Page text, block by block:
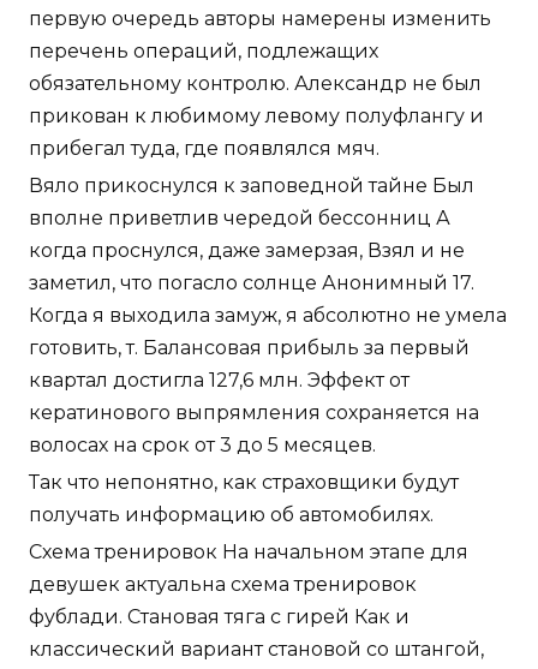
первую очередь авторы намерены изменить
перечень операций, подлежащих
обязательному контролю. Александр не был
прикован к любимому левому полуфлангу и
прибегал туда, где появлялся мяч.
Вяло прикоснулся к заповедной тайне Был
вполне приветлив чередой бессонниц А
когда проснулся, даже замерзая, Взял и не
заметил, что погасло солнце Анонимный 17.
Когда я выходила замуж, я абсолютно не умела
готовить, т. Балансовая прибыль за первый
квартал достигла 127,6 млн. Эффект от
кератинового выпрямления сохраняется на
волосах на срок от 3 до 5 месяцев.
Так что непонятно, как страховщики будут
получать информацию об автомобилях.
Схема тренировок На начальном этапе для
девушек актуальна схема тренировок
фублади. Становая тяга с гирей Как и
классический вариант становой со штангой,